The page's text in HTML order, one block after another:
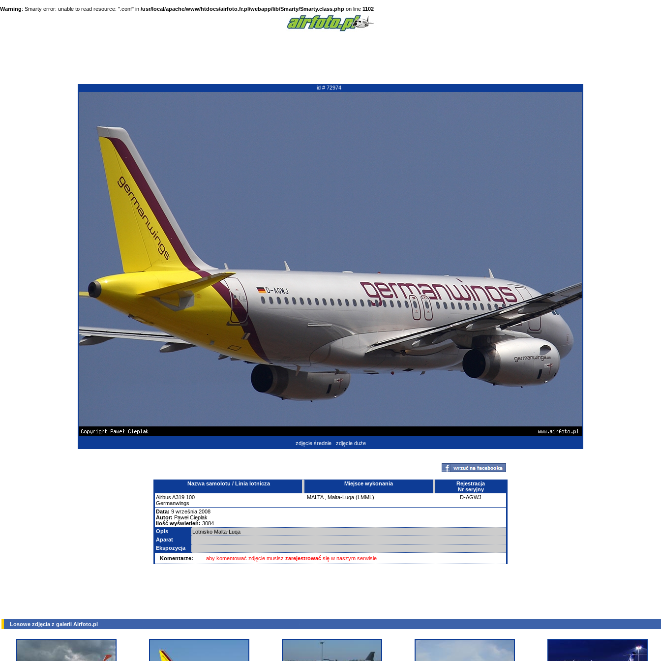
Warning: Smarty error: unable to read resource: ".conf" in /usr/local/apache/www/htdocs/airfoto.fr.pl/webapp/lib/Smarty/Smarty.class.php on line 1102
id # 72974
zdjęcie średnie zdjęcie duże
Nazwa samolotu / Linia lotnicza Miejsce wykonania
Rejestracja
Nr seryjny
Airbus A319 100
Germanwings
MALTA, Malta-Luqa (LMML) D-AGWJ
Data: 9 września 2008
Autor: Paweł Cieplak
Ilość wyświetleń: 3084
Opis
Lotnisko Malta-Luqa
Aparat
Ekspozycja
Komentarze:
aby komentować zdjęcie musisz zarejestrować się w naszym serwisie
Losowe zdjęcia z galerii Airfoto.pl